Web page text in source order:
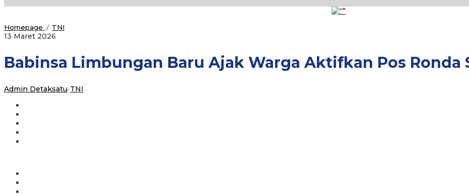
Homepage / TNI
Warga
Aktifkan
Ronda
Selama
13 Maret 2026
Babinsa Limbungan Baru Ajak Warga Aktifkan Pos Ronda
Admin Detaksatu-TNI